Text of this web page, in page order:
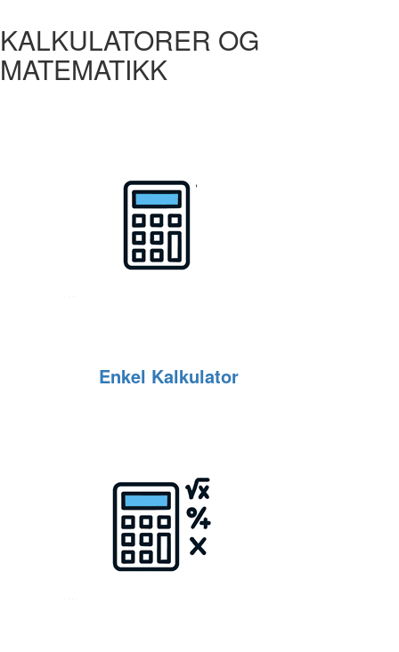
KALKULATORER OG
MATEMATIKK
Enkel Kalkulator